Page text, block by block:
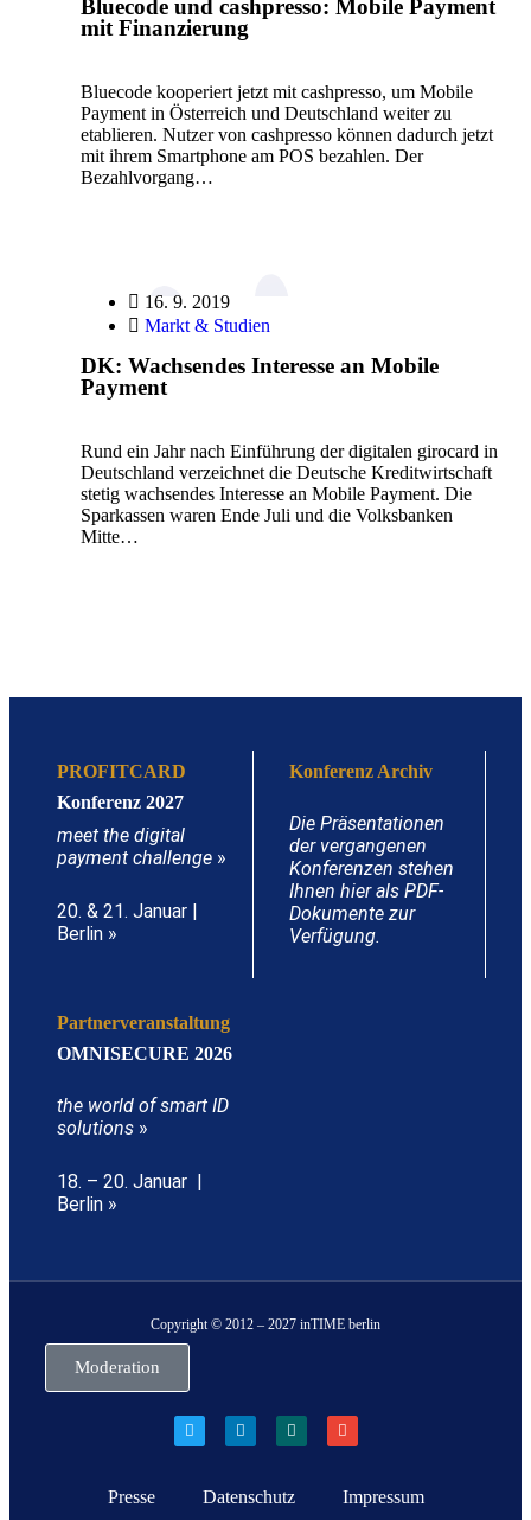
Bluecode und cashpresso: Mobile Payment
mit Finanzierung
Bluecode kooperiert jetzt mit cashpresso, um Mobile
Payment in Österreich und Deutschland weiter zu
etablieren. Nutzer von cashpresso können dadurch jetzt
mit ihrem Smartphone am POS bezahlen. Der
Bezahlvorgang…
16. 9. 2019
Markt & Studien
DK: Wachsendes Interesse an Mobile
Payment
Rund ein Jahr nach Einführung der digitalen girocard in
Deutschland verzeichnet die Deutsche Kreditwirtschaft
stetig wachsendes Interesse an Mobile Payment. Die
Sparkassen waren Ende Juli und die Volksbanken
Mitte…
PROFITCARD
Konferenz 2027
meet the digital
payment challenge »
20. & 21. Januar |
Berlin »
Konferenz Archiv
Die Präsentationen
der vergangenen
Konferenzen stehen
Ihnen hier als PDF-
Dokumente zur
Verfügung.
Partnerveranstaltung
OMNISECURE 2026
the world of smart ID
solutions »
18. – 20. Januar |
Berlin »
Copyright © 2012 – 2027 inTIME berlin
Moderation
Presse Datenschutz Impressum